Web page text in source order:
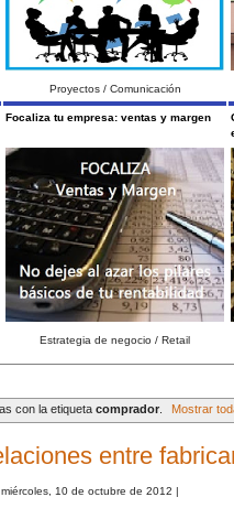
Proyectos / Comunicación
Focaliza tu empresa: ventas y margen
Estrategia de negocio / Retail
con la etiquetacomprador Mostrar
entre
miércoles, 10 de octubre de 2012 |